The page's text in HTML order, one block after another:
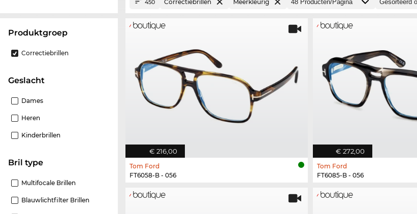
Produktgroep
Correctiebrillen
Geslacht
Dames
Heren
Kinderbrillen
Bril type
Multifocale Brillen
Blauwlichtfilter Brillen
450 Correctiebrillen Meerkleurig
€ 216,00
Tom Ford
FT6058-B - 056
€ 272,00
Tom Ford
FT6085-B - 056